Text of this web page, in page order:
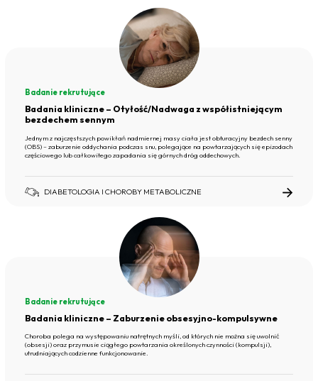
Badanie rekrutujące
Badania kliniczne – Otyłość/Nadwaga z współistniejącym
bezdechem sennym
Jednym z najczęstszych powikłań nadmiernej masy ciała jest obturacyjny bezdech senny
(OBS) – zaburzenie oddychania podczas snu, polegające na powtarzających się epizodach
częściowego lub całkowitego zapadania się górnych dróg oddechowych.
DIABETOLOGIA I CHOROBY METABOLICZNE
Badanie rekrutujące
Badania kliniczne – Zaburzenie obsesyjno-kompulsywne
Choroba polega na występowaniu natrętnych myśli, od których nie można się uwolnić
(obsesji) oraz przymusie ciągłego powtarzania określonych czynności (kompulsji),
utrudniających codzienne funkcjonowanie.